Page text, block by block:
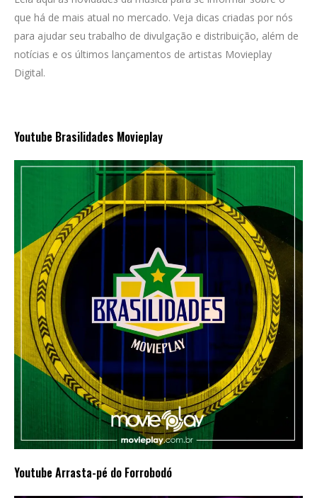
que há de mais atual no mercado. Veja dicas criadas por nós
para ajudar seu trabalho de divulgação e distribuição, além de
notícias e os últimos lançamentos de artistas Movieplay
Digital.
Youtube Brasilidades Movieplay
Youtube Arrasta-pé do Forrobodó